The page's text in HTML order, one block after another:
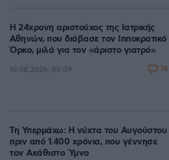
Η 24χρονη αριστούχος της Ιατρικής
Αθηνών, που διάβασε τον Ιπποκρατικό
Όρκο, μιλά για τον «άριστο γιατρό»
10.08.2026, 08:09 78
Τη Υπερμάχω: Η νύχτα του Αυγούστου
πριν από 1.400 χρόνια, που γέννησε
τον Ακάθιστο Ύμνο